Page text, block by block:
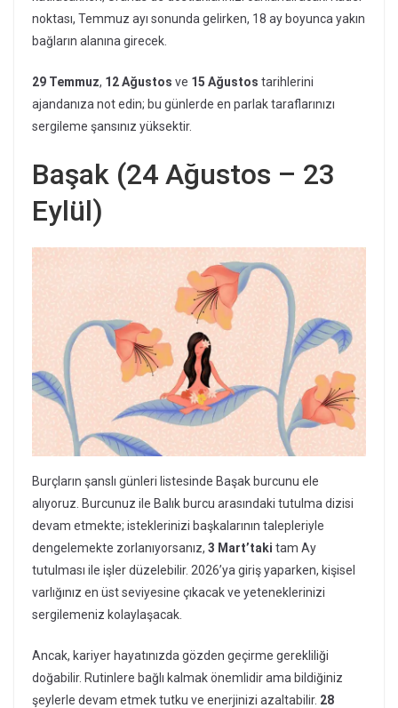
noktası, Temmuz ayı sonunda gelirken, 18 ay boyunca yakın
bağların alanına girecek.
29 Temmuz, 12 Ağustos ve 15 Ağustos tarihlerini
ajandanıza not edin; bu günlerde en parlak taraflarınızı
sergileme şansınız yüksektir.
Başak (24 Ağustos – 23
Eylül)
Burçların şanslı günleri listesinde Başak burcunu ele
alıyoruz. Burcunuz ile Balık burcu arasındaki tutulma dizisi
devam etmekte; isteklerinizi başkalarının talepleriyle
dengelemekte zorlanıyorsanız, 3 Mart’taki tam Ay
tutulması ile işler düzelebilir. 2026’ya giriş yaparken, kişisel
varlığınız en üst seviyesine çıkacak ve yeteneklerinizi
sergilemeniz kolaylaşacak.
Ancak, kariyer hayatınızda gözden geçirme gerekliliği
doğabilir. Rutinlere bağlı kalmak önemlidir ama bildiğiniz
şeylerle devam etmek tutku ve enerjinizi azaltabilir. 28